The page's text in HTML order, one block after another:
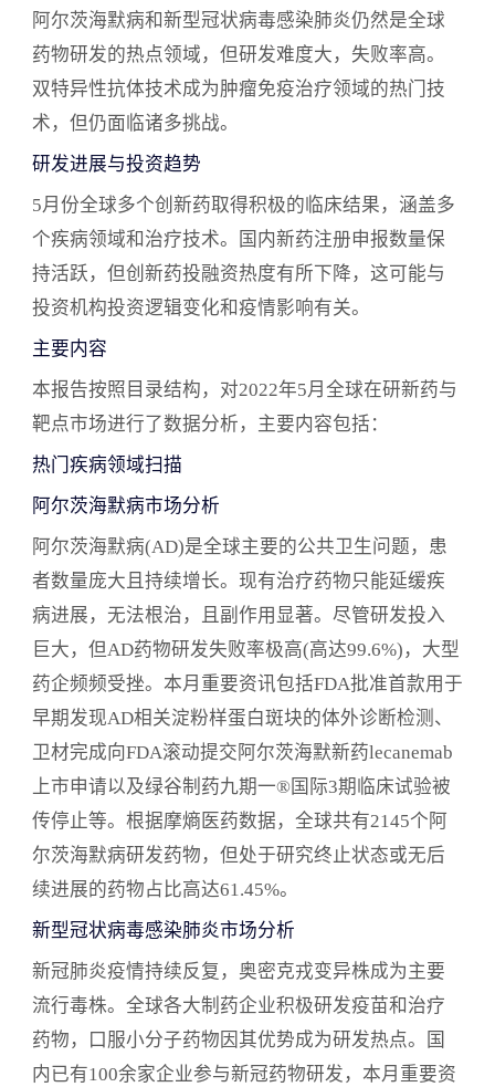
行毒株。全球各大制药企业积极研发疫苗和治疗药
物，口服小分子药物因其优势成为研发热点。国内
已有100余家企业参与新冠药物研发，本月重要资讯
奥密克戎等多种新冠病毒变异株有效以及众生药业
RAY1216片临床试验注册申请获得受理等。根据摩
熵医药数据，全球在研新冠药物共有1200余个，IND
及以上研发阶段项目占比近50%。 热门技术领域扫
描 双特异性抗体技术分析 双特异性抗体技术因其在
临产量低、纯化复杂、临床转化困难等挑战。全球
已获批双特异性抗体5款，市场销售额增长迅速。本
月重要资讯包括百济神州双特异性抗体疗法在中国
获批、阿斯利康PD1/TIM3双抗报临床以及齐鲁制药
数据，全球在研双特异性抗体药物共有828个，IND
及以上研发阶段药物占比为27%。 全球在研创新药
积极/临床结果最新动态速递 本部分详细列举了5月
份全球多个创新药的积极临床结果，涵盖了肿瘤、
自身免疫性疾病、神经系统疾病等多个领域，以及
技术。部分临床试验结果积极，部分则未能达到预
期目标，体现了新药研发的风险性和不确定性。 本
月国内新药注册申报分析 5月份，国内共有89个化药
1类新药和59个1类治疗用生物制品受理号获CDE承
办，其中包括临床申请和上市申请。本月共有75款
新药获批临床，2款进口新药获批上市，分别是拜耳
的维立西呱和雅培的欧米加-3-酸乙酯90。 国产创新
药国际化动态 本部分总结了5月份国产创新药国际化
准和黄医药索凡替尼上市申请、科望医药双抗在美
国获批临床等。 跨国企业创新药在华动态 本部分总
结了5月份跨国企业创新药在华的动态，包括
ArbutusBiopharma和齐鲁制药联合提交AB-729注射
液临床试验申请、赛诺菲RIPK1抑制剂临床申请获受
阿尔茨海默病和新型冠状病毒感染肺炎仍然是全球
药物研发的热点领域，但研发难度大，失败率高。
双特异性抗体技术成为肿瘤免疫治疗领域的热门技
术，但仍面临诸多挑战。
研发进展与投资趋势
5月份全球多个创新药取得积极的临床结果，涵盖多
个疾病领域和治疗技术。国内新药注册申报数量保
持活跃，但创新药投融资热度有所下降，这可能与
投资机构投资逻辑变化和疫情影响有关。
主要内容
本报告按照目录结构，对2022年5月全球在研新药与
靶点市场进行了数据分析，主要内容包括：
热门疾病领域扫描
阿尔茨海默病市场分析
阿尔茨海默病(AD)是全球主要的公共卫生问题，患
者数量庞大且持续增长。现有治疗药物只能延缓疾
病进展，无法根治，且副作用显著。尽管研发投入
巨大，但AD药物研发失败率极高(高达99.6%)，大型
药企频频受挫。本月重要资讯包括FDA批准首款用于
早期发现AD相关淀粉样蛋白斑块的体外诊断检测、
卫材完成向FDA滚动提交阿尔茨海默新药lecanemab
上市申请以及绿谷制药九期一®国际3期临床试验被
传停止等。根据摩熵医药数据，全球共有2145个阿
尔茨海默病研发药物，但处于研究终止状态或无后
续进展的药物占比高达61.45%。
新型冠状病毒感染肺炎市场分析
新冠肺炎疫情持续反复，奥密克戎变异株成为主要
流行毒株。全球各大制药企业积极研发疫苗和治疗
药物，口服小分子药物因其优势成为研发热点。国
内已有100余家企业参与新冠药物研发，本月重要资